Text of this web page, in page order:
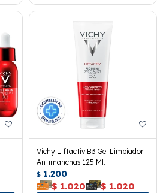
Vichy Liftactiv B3 Gel Limpiador
Antimanchas 125 Ml.
$ 1.200
$ 1.020 $ 1.020